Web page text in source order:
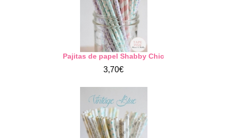
Pajitas de papel Shabby Chic
3,70€